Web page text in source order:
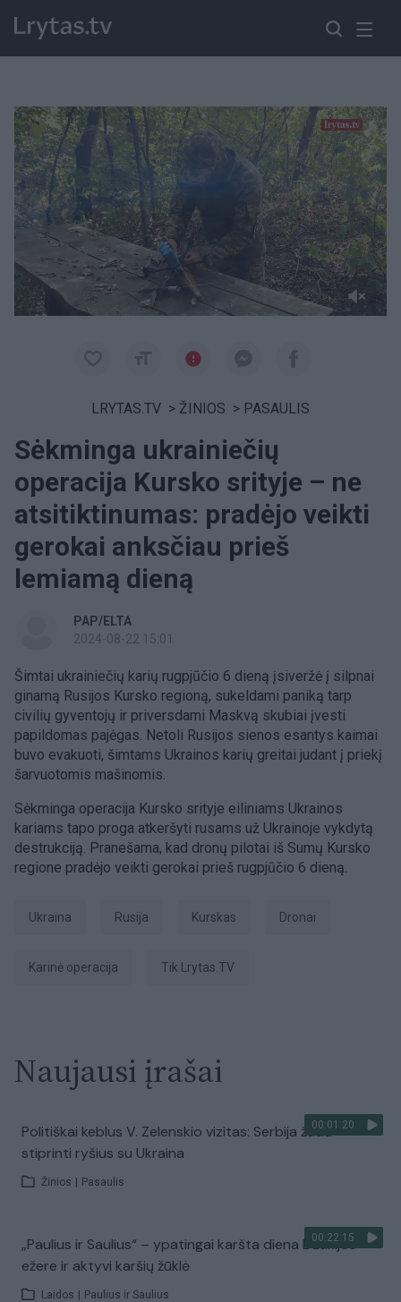
Paremkite Ukrainą
LRYTAS.TV > ŽINIOS > PASAULIS
Sėkminga ukrainiečių
operacija Kursko srityje – ne
atsitiktinumas: pradėjo veikti
gerokai anksčiau prieš
lemiamą dieną
PAP/ELTA
2024-08-22 15:01
Šimtai ukrainiečių karių rugpjūčio 6 dieną įsiveržė į silpnai
ginamą Rusijos Kursko regioną, sukeldami paniką tarp
civilių gyventojų ir priversdami Maskvą skubiai įvesti
papildomas pajėgas. Netoli Rusijos sienos esantys kaimai
buvo evakuoti, šimtams Ukrainos karių greitai judant į priekį
šarvuotomis mašinomis.
Sėkminga operacija Kursko srityje eiliniams Ukrainos
kariams tapo proga atkeršyti rusams už Ukrainoje vykdytą
destrukciją. Pranešama, kad dronų pilotai iš Sumų Kursko
regione pradėjo veikti gerokai prieš rugpjūčio 6 dieną.
Ukraina Rusija Kurskas dronai
karinė operacija tik Lrytas.TV
Naujausi įrašai
00:01:20
Politiškai keblus V. Zelenskio vizitas: Serbija žada
stiprinti ryšius su Ukraina
Žinios Pasaulis
00:22:15
„Paulius ir Saulius“ – ypatingai karšta diena Dzūkijos
ežere ir aktyvi karšių žūklė
Laidos Paulius ir Saulius